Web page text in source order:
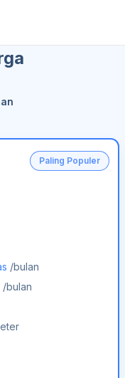
Paling Populer
/bulan
/bulan